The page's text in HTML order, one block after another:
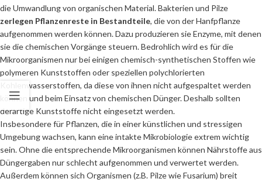
die Umwandlung von organischen Material. Bakterien und Pilze
zerlegen Pflanzenreste in Bestandteile, die von der Hanfpflanze
aufgenommen werden können. Dazu produzieren sie Enzyme, mit denen
sie die chemischen Vorgänge steuern. Bedrohlich wird es für die
Mikroorganismen nur bei einigen chemisch-synthetischen Stoffen wie
polymeren Kunststoffen oder speziellen polychlorierten
Kohlenwasserstoffen, da diese von ihnen nicht aufgespaltet werden
können und beim Einsatz von chemischen Dünger. Deshalb sollten
derartige Kunststoffe nicht eingesetzt werden.
Insbesondere für Pflanzen, die in einer künstlichen und stressigen
Umgebung wachsen, kann eine intakte Mikrobiologie extrem wichtig
sein. Ohne die entsprechende Mikroorganismen können Nährstoffe aus
Düngergaben nur schlecht aufgenommen und verwertet werden.
Außerdem können sich Organismen (z.B. Pilze wie Fusarium) breit